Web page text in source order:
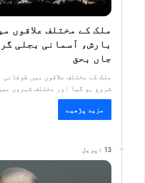
ملک کے مختلف علاقوں
جاں بحق
ملک کے مختلف علاقوں میں
شروع ہو گیا اور مختلف شہروں
مزید پڑھیے
13 اپریل